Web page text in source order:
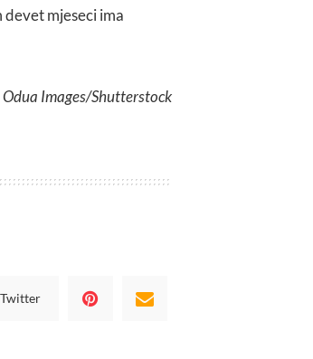
mjeseci ima
Odua Images/Shutterstock